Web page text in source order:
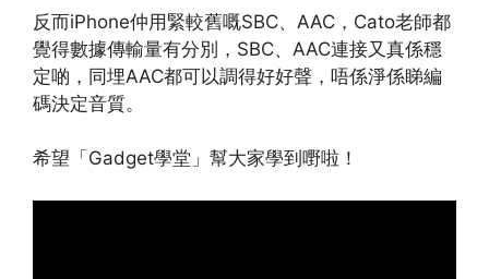
反而iPhone仲用緊較舊嘅SBC、AAC，Cato老師都
覺得數據傳輸量有分別，SBC、AAC連接又真係穩
定啲，同埋AAC都可以調得好好聲，唔係淨係睇編
碼決定音質。
希望「Gadget學堂」幫大家學到嘢啦！